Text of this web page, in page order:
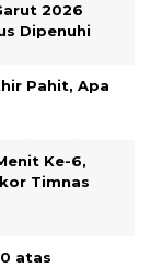
2026
Dipenuhi
Pahit, Apa
Ke-6,
Timnas
atas